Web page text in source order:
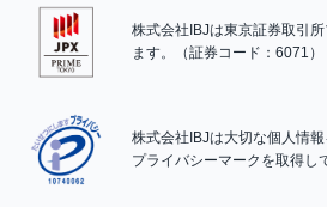
株式会社IBJは東京証券取引
ます。（証券コード：6071）
株式会社IBJは大切な個人情
プライバシーマークを取得し